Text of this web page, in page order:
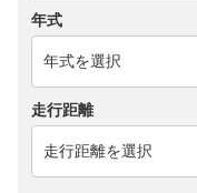
年式
走行距離